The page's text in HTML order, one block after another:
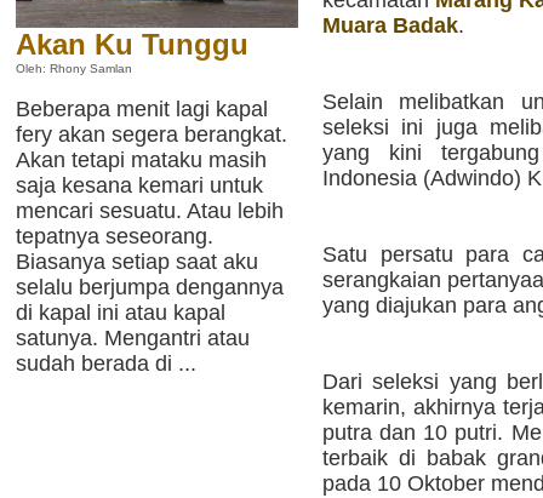
Akan Ku Tunggu
Oleh: Rhony Samlan
Beberapa menit lagi kapal
fery akan segera berangkat.
Akan tetapi mataku masih
saja kesana kemari untuk
mencari sesuatu. Atau lebih
tepatnya seseorang.
Biasanya setiap saat aku
selalu berjumpa dengannya
di kapal ini atau kapal
satunya. Mengantri atau
sudah berada di ...
Muara Badak.
Selain melibatkan
seleksi ini juga
yang kini
Indonesia (Adwindo)
Satu persatu para
serangkaian
yang diajukan para
Dari seleksi yang
kemarin, akhirnya
putra dan 10 putri.
terbaik di babak
pada 10 Oktober